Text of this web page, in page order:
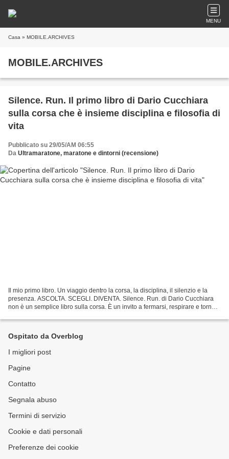
MENU
Casa » MOBILE.ARCHIVES
MOBILE.ARCHIVES
Silence. Run. Il primo libro di Dario Cucchiara
sulla corsa che è insieme disciplina e filosofia di
vita
Pubblicato su 29/05/AM 06:55
Da Ultramaratone, maratone e dintorni (recensione)
Il mio primo libro. Un viaggio dentro la corsa, la disciplina, il silenzio e la
presenza. ASCOLTA. SCEGLI. DIVENTA. Silence. Run. di Dario Cucchiara
non è un semplice libro sulla corsa. È un invito a fermarsi, respirare e tornare
Ospitato da Overblog
I migliori post
Pagine
Contatto
Segnala abuso
Termini di servizio
Cookie e dati personali
Preferenze dei cookie